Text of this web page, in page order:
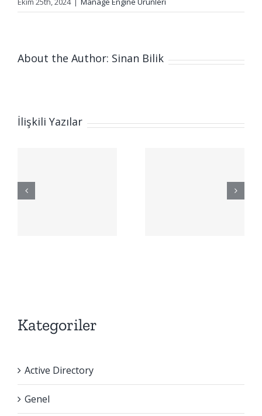
About the Author: Sinan Bilik
İlişkili Yazılar
ManageEngine
DDI
Kategoriler
Active Directory
Genel